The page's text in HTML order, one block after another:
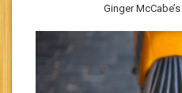
Ginger